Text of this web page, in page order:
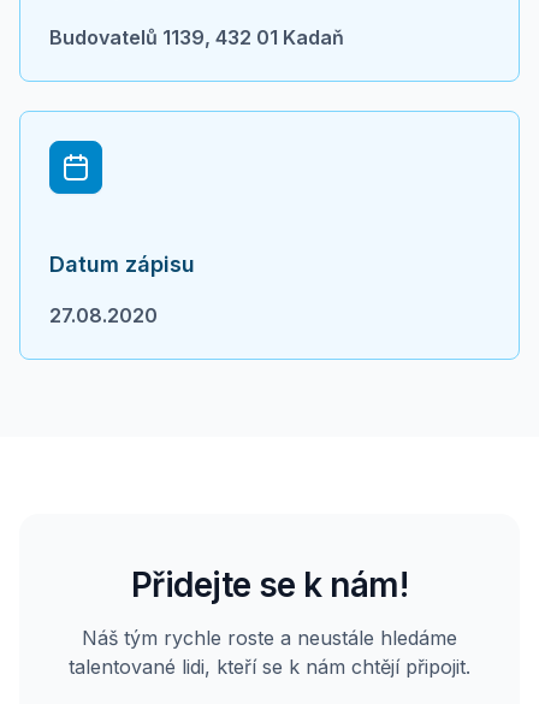
Budovatelů 1139, 432 01 Kadaň
Datum zápisu
27.08.2020
Přidejte se k nám!
Náš tým rychle roste a neustále hledáme
talentované lidi, kteří se k nám chtějí připojit.